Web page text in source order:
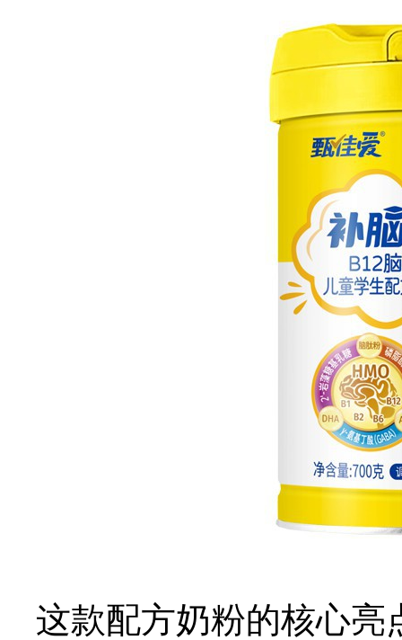
这款配方奶粉的核心亮